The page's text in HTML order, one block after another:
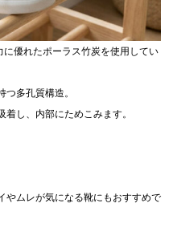
優れたポーラス竹炭を使用してい
多孔質構造。
し、内部にためこみます。
やムレが気になる靴にもおすすめで